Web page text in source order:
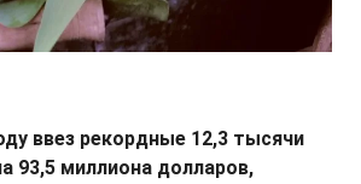
ввез рекордные 12,3 тысячи
93,5 миллиона долларов,